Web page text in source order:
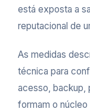
está exposta a
reputacional de
As medidas
técnica para
acesso, backup,
formam o